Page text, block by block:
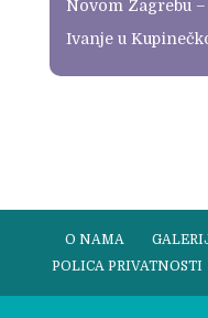
Novom Zagrebu
Ivanje u
O NAMA
POLICA PRIVATNOSTI